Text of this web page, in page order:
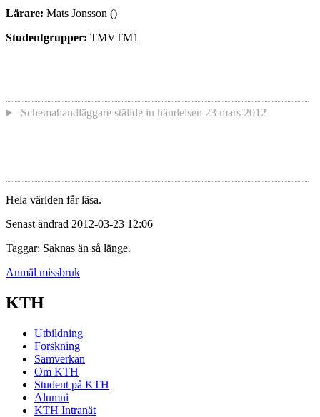
Lärare: Mats Jonsson ()
Studentgrupper: TMVTM1
Schemahandläggare ställde in händelsen 23 mars 2012
Hela världen får läsa.
Senast ändrad 2012-03-23 12:06
Taggar: Saknas än så länge.
Anmäl missbruk
KTH
Utbildning
Forskning
Samverkan
Om KTH
Student på KTH
Alumni
KTH Intranät